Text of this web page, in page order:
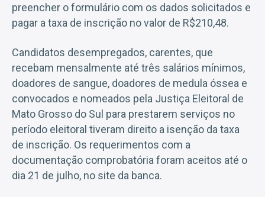
preencher o formulário com os dados solicitados e
pagar a taxa de inscrição no valor de R$210,48.
Candidatos desempregados, carentes, que
recebam mensalmente até três salários mínimos,
doadores de sangue, doadores de medula óssea e
convocados e nomeados pela Justiça Eleitoral de
Mato Grosso do Sul para prestarem serviços no
período eleitoral tiveram direito a isenção da taxa
de inscrição. Os requerimentos com a
documentação comprobatória foram aceitos até o
dia 21 de julho, no site da banca.